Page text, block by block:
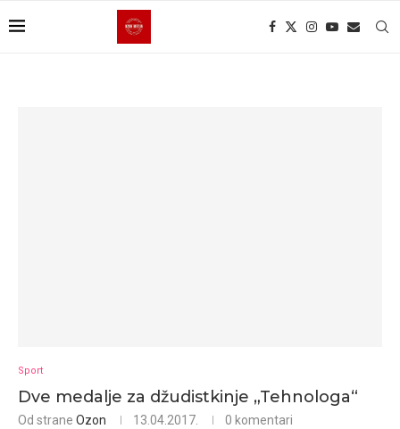
Sport
Dve medalje za džudistkinje „Tehnologa“
Od strane Ozon 13.04.2017. 0 komentari